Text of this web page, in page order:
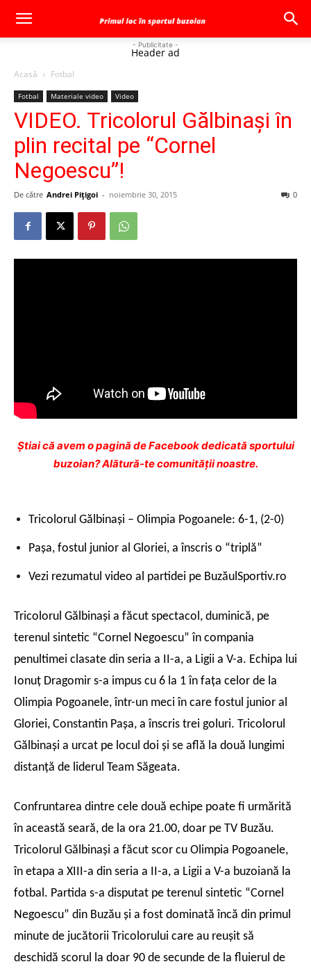
- Publicitate -
Header ad
Acasă Fotbal
Fotbal Materiale video Video
VIDEO. Tricolorul Gălbinaşi în
plin recital pe “Cornel
Negoescu”!
De către Andrei Pițigoi - noiembrie 30, 2015 0
Ştiai că avem o pagină de Facebook dedicată sportului
buzoian? Alătură-te comunității noastre.
Tricolorul Gălbinaşi – Olimpia Pogoanele: 6-1, (2-0)
Paşa, fostul junior al Gloriei, a înscris o “triplă”
Vezi rezumatul video al partidei pe BuzăulSportiv.ro
Tricolorul Gălbinaşi a făcut spectacol, duminică, pe
terenul sintetic “Cornel Negoescu” în compania
penultimei clasate din seria a II-a, a Ligii a V-a. Echipa lui
Ionuţ Dragomir s-a impus cu 6 la 1 în faţa celor de la
Olimpia Pogoanele, într-un meci în care fostul junior al
Gloriei, Constantin Paşa, a înscris trei goluri. Tricolorul
Gălbinaşi a urcat pe locul doi şi se află la două lungimi
distanţă de liderul Team Săgeata.
Confruntarea dintre cele două echipe poate fi urmărită
în această seară, de la ora 21.00, doar pe TV Buzău.
Tricolorul Gălbinaşi a făcut scor cu Olimpia Pogoanele,
în etapa a XIII-a din seria a II-a, a Ligii a V-a buzoiană la
fotbal. Partida s-a disputat pe terenul sintetic “Cornel
Negoescu” din Buzău şi a fost dominată încă din primul
minute de jucătorii Tricolorului care au reuşit să
deschidă scorul la doar 90 de secunde de la fluierul de